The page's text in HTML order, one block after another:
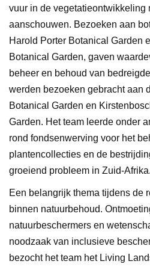
vuur in de vegetatieontwikkeling
aanschouwen. Bezoeken aan
Harold Porter Botanical Garden
Botanical Garden, gaven
beheer en behoud van
werden bezoeken gebracht aan
Botanical Garden en
Garden. Het team leerde onder
rond fondsenwerving voor het
plantencollecties en de
groeiend probleem in Zuid-Afrika.
Een belangrijk thema tijdens de
binnen natuurbehoud.
natuurbeschermers en
noodzaak van inclusieve
bezocht het team het Living